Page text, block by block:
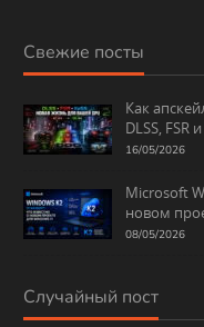
Свежие посты
Как
DLSS, FSR
16/05/2026
Microsoft
новом
08/05/2026
Случайный пост